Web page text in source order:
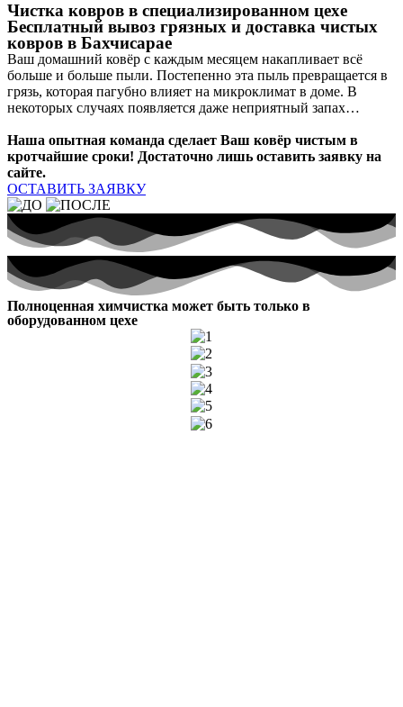
Чистка ковров в специализированном цехе
Бесплатный вывоз грязных и доставка чистых
ковров в Бахчисарае
Ваш домашний ковёр с каждым месяцем накапливает всё
больше и больше пыли. Постепенно эта пыль превращается в
грязь, которая пагубно влияет на микроклимат в доме. В
некоторых случаях появляется даже неприятный запах…
Наша опытная команда сделает Ваш ковёр чистым в
кротчайшие сроки! Достаточно лишь оставить заявку на
сайте.
ОСТАВИТЬ ЗАЯВКУ
Полноценная химчистка может быть только в
оборудованном цехе